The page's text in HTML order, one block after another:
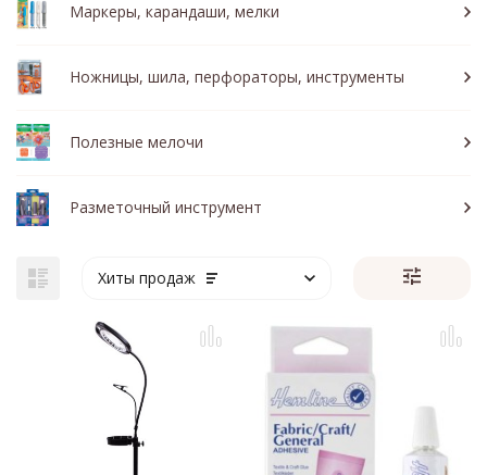
Маркеры, карандаши, мелки
Ножницы, шила, перфораторы, инструменты
Полезные мелочи
Разметочный инструмент
Хиты продаж